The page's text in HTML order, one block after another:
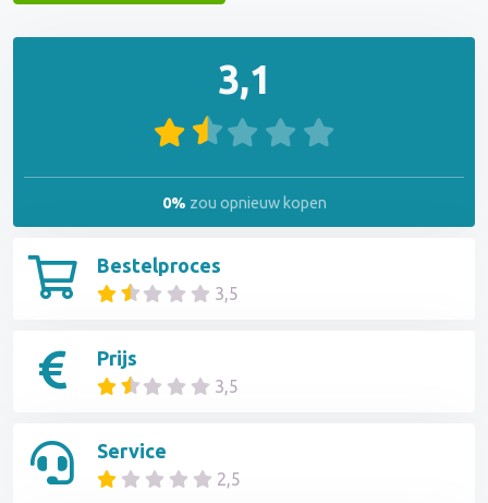
Bestelproces
3,5
Prijs
3,5
Service
2,5
3,1
0% zou opnieuw kopen